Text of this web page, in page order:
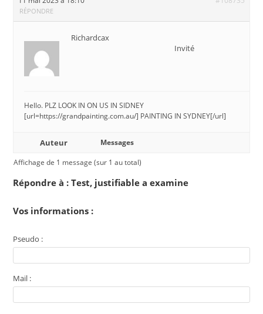
RÉPONDRE
Richardcax
Invité
Hello. PLZ LOOK IN ON US IN SIDNEY
[url=https://grandpainting.com.au/] PAINTING IN SYDNEY[/url]
Auteur
Messages
Affichage de 1 message (sur 1 au total)
Répondre à : Test, justifiable a examine
Vos informations :
Pseudo :
Mail :